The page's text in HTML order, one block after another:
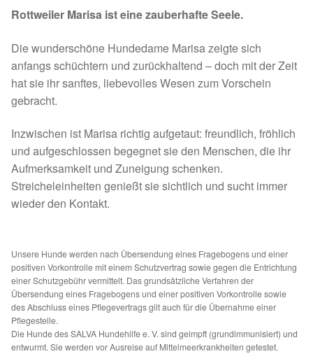
Januar bis Juni 2024
Spenden 2023
Juli bis Dezember 2023
Januar bis Juni 2023
Spenden 2022
Juli bis Dezember 2022
Januar bis Juni 2022
Spenden 2021
Juli bis Dezember 2021
Rottweiler Marisa ist eine zauberhafte Seele.
Die wunderschöne Hundedame Marisa zeigte sich
anfangs schüchtern und zurückhaltend – doch mit der Zeit
hat sie ihr sanftes, liebevolles Wesen zum Vorschein
gebracht.
Inzwischen ist Marisa richtig aufgetaut: freundlich, fröhlich
und aufgeschlossen begegnet sie den Menschen, die ihr
Aufmerksamkeit und Zuneigung schenken.
Streicheleinheiten genießt sie sichtlich und sucht immer
wieder den Kontakt.
Unsere Hunde werden nach Übersendung eines Fragebogens und einer
positiven Vorkontrolle mit einem Schutzvertrag sowie gegen die Entrichtung
einer Schutzgebühr vermittelt. Das grundsätzliche Verfahren der
Übersendung eines Fragebogens und einer positiven Vorkontrolle sowie
des Abschluss eines Pflegevertrags gilt auch für die Übernahme einer
Pflegestelle.
Die Hunde des SALVA Hundehilfe e. V. sind geimpft (grundimmunisiert) und
entwurmt. Sie werden vor Ausreise auf Mittelmeerkrankheiten getestet.